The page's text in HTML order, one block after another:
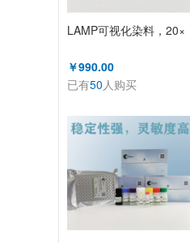
LAMP可视化染料，20×
￥990.00
已有50人购买